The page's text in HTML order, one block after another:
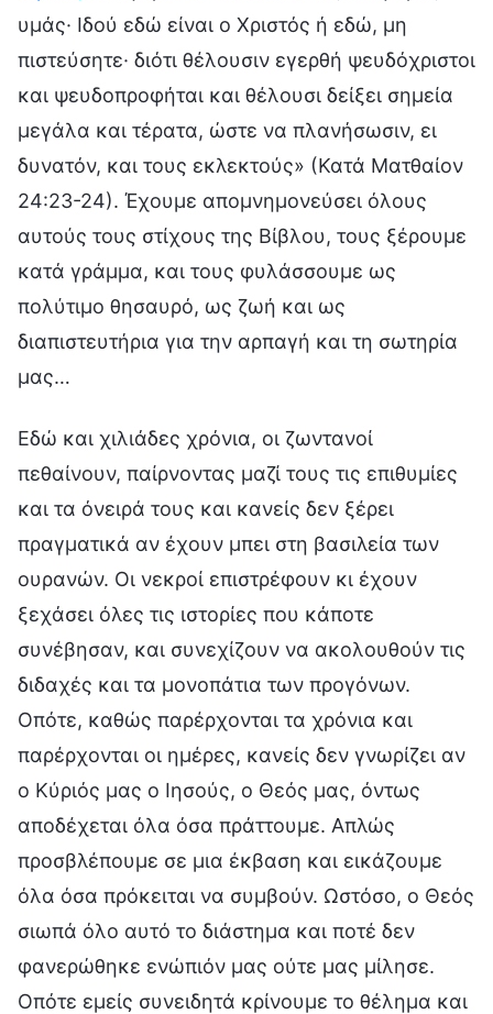
υμάς· Ιδού εδώ είναι ο Χριστός ή εδώ, μη
πιστεύσητε· διότι θέλουσιν εγερθή ψευδόχριστοι
και ψευδοπροφήται και θέλουσι δείξει σημεία
μεγάλα και τέρατα, ώστε να πλανήσωσιν, ει
δυνατόν, και τους εκλεκτούς» (Κατά Ματθαίον
24:23-24). Έχουμε απομνημονεύσει όλους
αυτούς τους στίχους της Βίβλου, τους ξέρουμε
κατά γράμμα, και τους φυλάσσουμε ως
πολύτιμο θησαυρό, ως ζωή και ως
διαπιστευτήρια για την αρπαγή και τη σωτηρία
μας…
Εδώ και χιλιάδες χρόνια, οι ζωντανοί
πεθαίνουν, παίρνοντας μαζί τους τις επιθυμίες
και τα όνειρά τους και κανείς δεν ξέρει
πραγματικά αν έχουν μπει στη βασιλεία των
ουρανών. Οι νεκροί επιστρέφουν κι έχουν
ξεχάσει όλες τις ιστορίες που κάποτε
συνέβησαν, και συνεχίζουν να ακολουθούν τις
διδαχές και τα μονοπάτια των προγόνων.
Οπότε, καθώς παρέρχονται τα χρόνια και
παρέρχονται οι ημέρες, κανείς δεν γνωρίζει αν
ο Κύριός μας ο Ιησούς, ο Θεός μας, όντως
αποδέχεται όλα όσα πράττουμε. Απλώς
προσβλέπουμε σε μια έκβαση και εικάζουμε
όλα όσα πρόκειται να συμβούν. Ωστόσο, ο Θεός
σιωπά όλο αυτό το διάστημα και ποτέ δεν
φανερώθηκε ενώπιόν μας ούτε μας μίλησε.
Οπότε εμείς συνειδητά κρίνουμε το θέλημα και